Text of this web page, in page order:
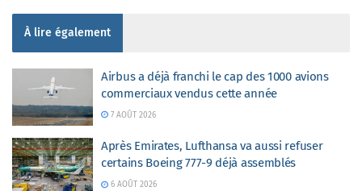
À lire également
Airbus a déjà franchi le cap des 1000 avions
commerciaux vendus cette année
7 AOÛT 2026
Après Emirates, Lufthansa va aussi refuser
certains Boeing 777-9 déjà assemblés
6 AOÛT 2026